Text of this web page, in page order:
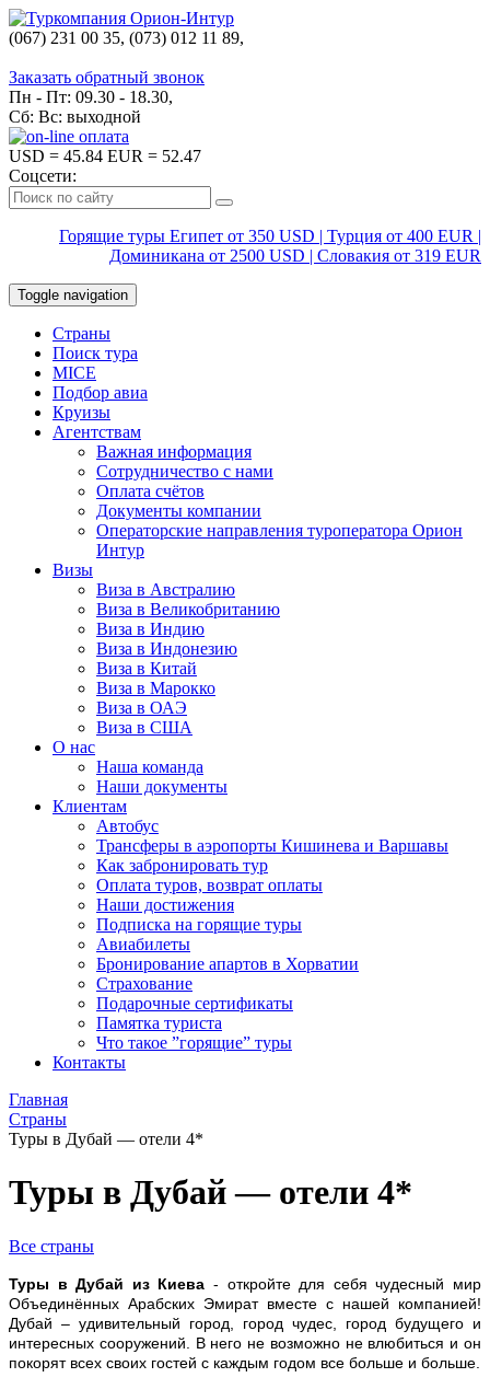
(067) 231 00 35, (073) 012 11 89,
Заказать обратный звонок
Пн - Пт: 09.30 - 18.30,
Сб: Вс: выходной
USD = 45.84 EUR = 52.47
Соцсети:
Горящие туры Египет от 350 USD | Турция от 400 EUR |
Доминикана от 2500 USD | Словакия от 319 EUR
Toggle navigation
Страны
Поиск тура
MICE
Подбор авиа
Круизы
Агентствам
Важная информация
Сотрудничество с нами
Оплата счётов
Документы компании
Операторские направления туроператора Орион
Интур
Визы
Виза в Австралию
Виза в Великобританию
Виза в Индию
Виза в Индонезию
Виза в Китай
Виза в Марокко
Виза в ОАЭ
Виза в США
О нас
Наша команда
Наши документы
Клиентам
Автобус
Трансферы в аэропорты Кишинева и Варшавы
Как забронировать тур
Оплата туров, возврат оплаты
Наши достижения
Подписка на горящие туры
Авиабилеты
Бронирование апартов в Хорватии
Страхование
Подарочные сертификаты
Памятка туриста
Что такое ”горящие” туры
Контакты
Главная
Страны
Туры в Дубай — отели 4*
Туры в Дубай — отели 4*
Все страны
Туры в Дубай из Киева - откройте для себя чудесный мир
Объединённых Арабских Эмират вместе с нашей компанией!
Дубай – удивительный город, город чудес, город будущего и
интересных сооружений. В него не возможно не влюбиться и он
покорят всех своих гостей с каждым годом все больше и больше.